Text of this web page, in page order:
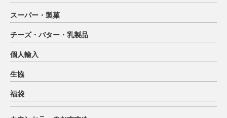
スーパー・製菓
チーズ・バター・乳製品
個人輸入
生協
福袋